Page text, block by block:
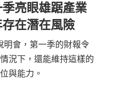
亮眼雄踞產業
在潛在風險
明會，第一季的財報令
況下，還能維持這樣的
與能力。